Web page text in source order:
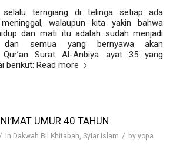
selalu terngiang di telinga setiap ada
walaupun kita yakin bahwa
dan mati itu adalah sudah menjadi
semua yang bernyawa akan
Qur’an Surat Al-Anbiya ayat 35 yang
berikut: Read more
UMUR 40 TAHUN
in Dakwah Bil Khitabah, Syiar Islam / by yopa